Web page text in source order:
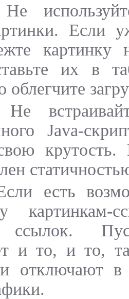
Если
картинку
их в
облегчите
Java-
есть
ссылок.
и то, и то,
отключают в